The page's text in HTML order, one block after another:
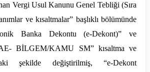
Vergi Usul Kanunu Genel Tebliği (Sıra
ve kısaltmalar” başlıklı bölümünde
Banka Dekontu (e-Dekont)” ve
BİLGEM/KAMU SM” kısaltma ve
şekilde değiştirilmiş, “e-Dekont